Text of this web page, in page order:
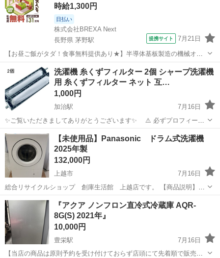
時給1,300円
日払い
株式会社BREXA Next
長野県 茅野駅
提携サイト 7月21日
【お昼ご飯がタダ！食事無料提供あり★】半導体基板製造の機械オペ
レーターや検査作業！未経験活躍中★カップル＆友達同士の応募OK！
赴任旅費会社負担★嬉しい無料送迎◎正社員登用制度あり！マイカー
通勤OK！無料駐車場完備！《長野県茅...
茅野市 茅野駅 その他
洗濯機 糸くずフィルター 2個 シャープ洗濯機
用 糸くずフィルター ネット 互…
1,000円
加治駅
7月16日
✨ご覧いただきましてありがとうございます✨ ⚠️ 必ずプロフィール
を一読してください。 現金のみ、手渡しのみとなります⚠️ ✅【対応機
種】 本製品はシャープ製洗濯機にのみ適用されます（長さ：225mm、
幅：40mm）。...
新潟 新発田市 加治駅
【未使用品】Panasonic ドラム式洗濯機
2025年製
132,000円
上越市
7月16日
総合リサイクルショップ 創庫生活館 上越店です。 【商品説明】
Panasonicのドラム式洗濯機になります。 NA-SD10UBL 洗濯容量：
10.0㎏ 乾燥容量：5.0㎏ サイズ：幅63.9㎝ ...
新潟 上越市 生活家電 ドラム式洗濯機
『アクア ノンフロン直冷式冷蔵庫 AQR-
8G(S) 2021年』
10,000円
豊栄駅
7月16日
【当店の商品は原則予約を受け付けておらず店頭にて先着順で販売し